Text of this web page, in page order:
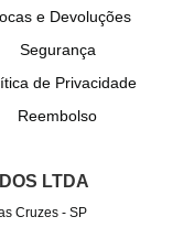
e Devoluções
Segurança
de Privacidade
Reembolso
LTDA
Cruzes -SP